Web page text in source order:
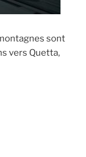
sont
vers Quetta,